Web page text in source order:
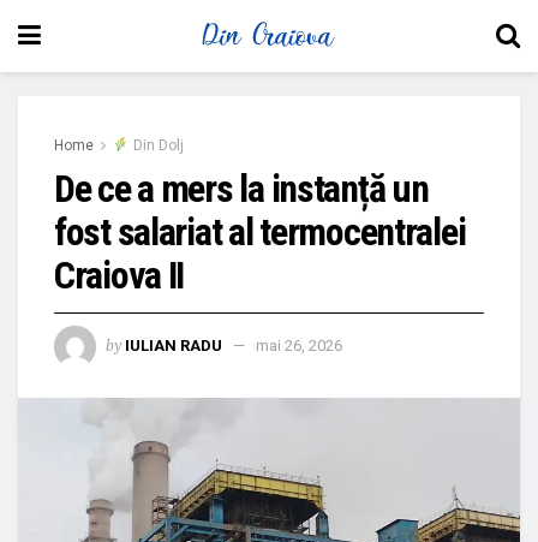
Home Din Dolj
De ce a mers la instanță un
fost salariat al termocentralei
Craiova II
by IULIAN RADU mai 26, 2026